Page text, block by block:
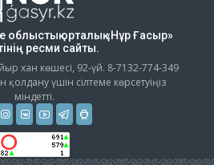
облыстық орталық «Нұр Ғасыр»
ресми сайты.
хан көшесі, 92-үй. 8-7132-774-349
үшін сілтеме көрсетуіңіз
міндетті.